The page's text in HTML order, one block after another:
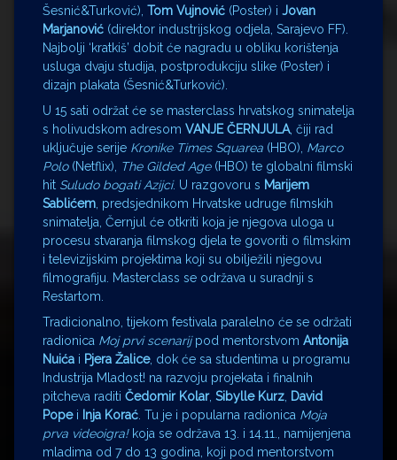
Šesnić&Turković), Tom Vujnović (Poster) i Jovan
Marjanović (direktor industrijskog odjela, Sarajevo FF).
Najbolji ‘kratkiš’ dobit će nagradu u obliku korištenja
usluga dvaju studija, postprodukciju slike (Poster) i
dizajn plakata (Šesnić&Turković).
U 15 sati održat će se masterclass hrvatskog snimatelja
s holivudskom adresom VANJE ČERNJULA, čiji rad
uključuje serije Kronike Times Squarea (HBO), Marco
Polo(Netflix), The Gilded Age(HBO) te globalni filmski
hit Suludo bogati Azijci. U razgovoru s Marijem
Sablićem , predsjednikom Hrvatske udruge filmskih
snimatelja, Černjul će otkriti koja je njegova uloga u
procesu stvaranja filmskog djela te govoriti o filmskim
i televizijskim projektima koji su obilježili njegovu
filmografiju. Masterclass se održava u suradnji s
Restartom.
Tradicionalno, tijekom festivala paralelno će se održati
radionica Moj prvi scenarijpod mentorstvom Antonija
Nuića i Pjera Žalice, dok će sa studentima u programu
Industrija Mladost! na razvoju projekata i finalnih
pitcheva raditi Čedomir Kolar, Sibylle Kurz David
Popei Inja Korać . Tu je i popularna radionica Moja
prva videoigra!koja se održava 13. i 14.11., namijenjena
mladima od 7 do 13 godina, koji pod mentorstvom